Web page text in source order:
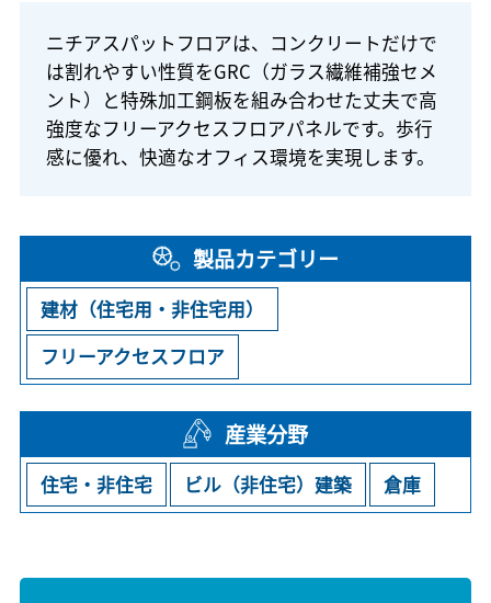
ニチアスパットフロアは、コンクリートだけで
は割れやすい性質をGRC（ガラス繊維補強セメ
ント）と特殊加工鋼板を組み合わせた丈夫で高
強度なフリーアクセスフロアパネルです。歩行
感に優れ、快適なオフィス環境を実現します。
製品カテゴリー
建材（住宅用・非住宅用）
フリーアクセスフロア
産業分野
住宅・非住宅 ビル（非住宅）建築 倉庫